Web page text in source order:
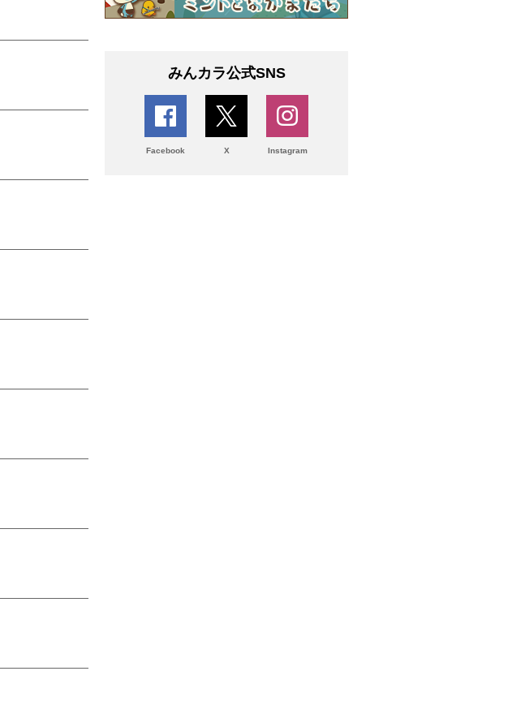
みんカラ公式SNS
Facebook X Instagram